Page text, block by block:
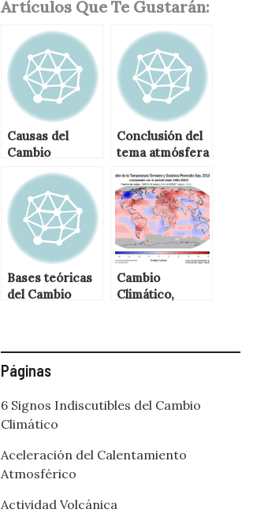
Artículos Que Te Gustarán:
Causas del
Cambio
Climatico
Conclusión del
tema atmósfera
climático
Bases teóricas
del Cambio
Cambio
Climático,
Páginas
6 Signos Indiscutibles del Cambio
Climático
Aceleración del Calentamiento
Atmosférico
Actividad Volcánica